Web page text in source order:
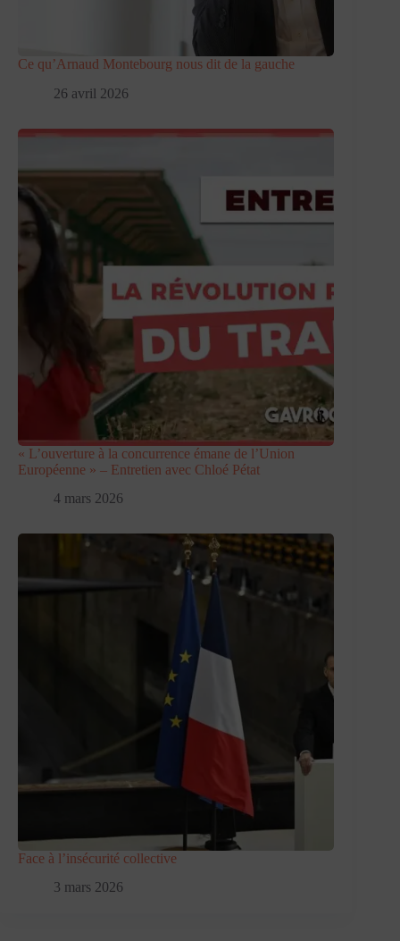
Ce qu’Arnaud Montebourg nous dit de la gauche
26 avril 2026
« L’ouverture à la concurrence émane de l’Union
Européenne » – Entretien avec Chloé Pétat
4 mars 2026
Face à l’insécurité collective
3 mars 2026